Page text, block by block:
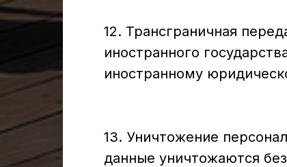
12. Трансграничная
иностранного
иностранному
13. Уничтожение
данные уничтожаются